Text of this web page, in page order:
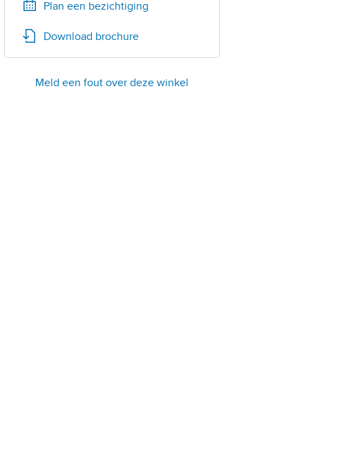
Plan een bezichtiging
Download brochure
Meld een fout over deze winkel